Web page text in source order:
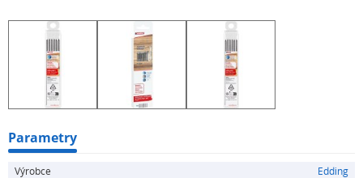
Parametry
Výrobce Edding